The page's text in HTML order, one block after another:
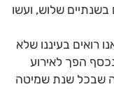
שלוש, ועשו
רואים בעיננו שלא
הפך לאירוע
שבכל שנת שמיטה